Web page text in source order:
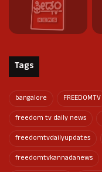
Tags
bangalore FREEDOMTV
freedom tv daily news
freedomtvdailyupdates
freedomtvkannadanews